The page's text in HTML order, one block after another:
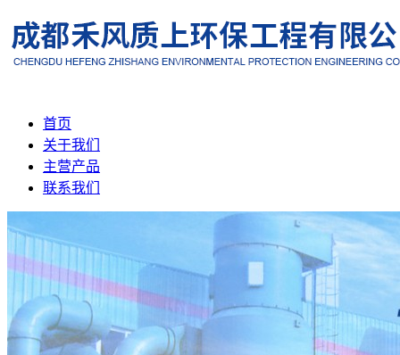
首页
关于我们
主营产品
联系我们